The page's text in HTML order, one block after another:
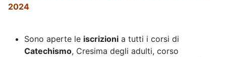
2024
Sono aperte le iscrizioni a tutti i corsi di
Catechismo, Cresima degli adulti, corso